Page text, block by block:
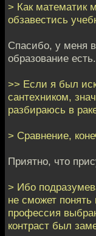
> Как математик
обзавестись
Спасибо, у меня
образование есть.
>> Если я был
сантехником,
разбираюсь в
> Сравнение,
Приятно, что
> Ибо
не сможет понять
профессия
контраст был